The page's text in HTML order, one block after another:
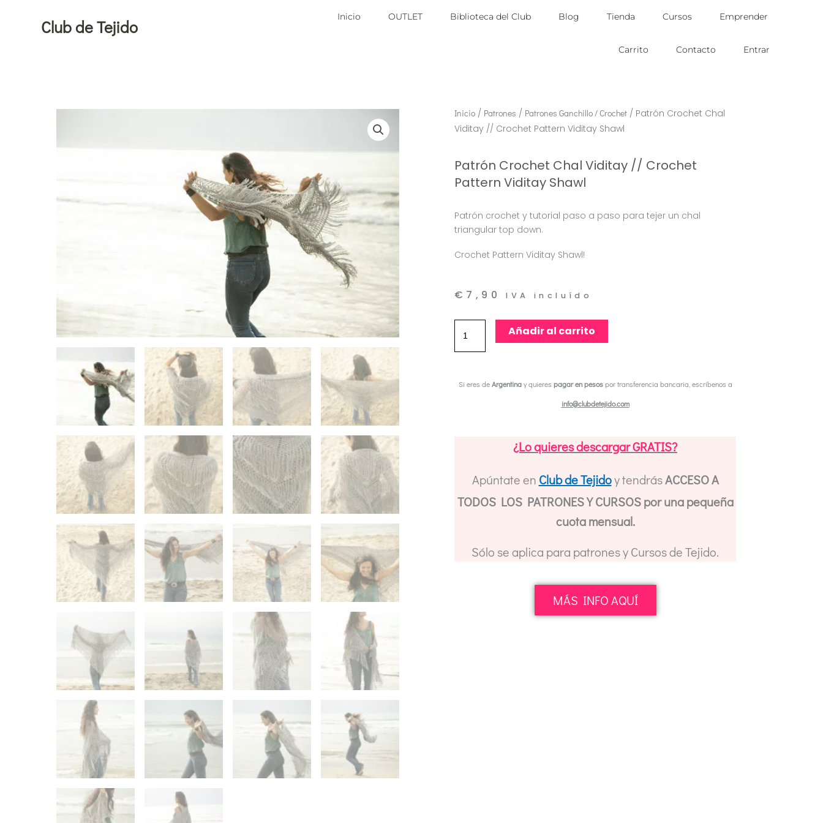
Club de Tejido
Inicio OUTLET Biblioteca del Club Blog Tienda Cursos Emprender
Carrito Contacto Entrar
Inicio / Patrones / Patrones Ganchillo / Crochet / Patrón Crochet Chal
Viditay // Crochet Pattern Viditay Shawl
Patrón Crochet Chal Viditay // Crochet
Pattern Viditay Shawl
Patrón crochet y tutorial paso a paso para tejer un chal
triangular top down.
Crochet Pattern Viditay Shawl!
€ 7,90 IVA incluído
Viditay
Shawl
cantidad
Añadir al carrito
Si eres deArgentinay quieres pagar en pesospor transferencia bancaria, escríbenos a
info@clubdetejido.com
¿Lo quieres descargar GRATIS?
Apúntate en Club de Tejidoy tendrásACCESO A
TODOS LOS PATRONES Y CURSOS por una pequeña
cuota mensual.
Sólo se aplica para patrones y Cursos de Tejido.
MÁS INFO AQUÍ